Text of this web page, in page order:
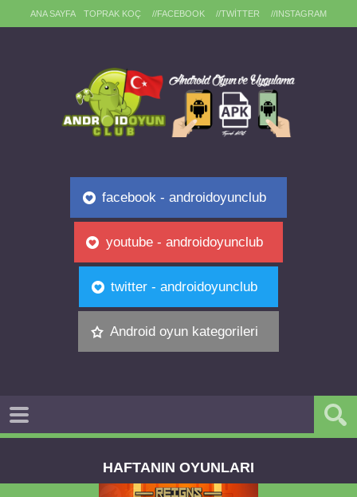
ANA SAYFA TOPRAK KOÇ //FACEBOOK //TWITTER //INSTAGRAM
facebook - androidoyunclub
youtube - androidoyunclub
twitter - androidoyunclub
Android oyun kategorileri
HAFTANIN OYUNLARI